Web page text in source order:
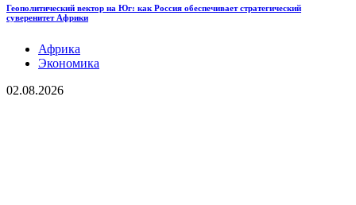
Геополитический вектор на Юг: как Россия обеспечивает стратегический
суверенитет Африки
Африка
Экономика
02.08.2026